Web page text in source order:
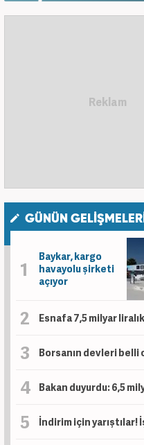
GÜNÜN GELİŞMELERİ
Baykar, kargo
havayolu şirketi
açıyor